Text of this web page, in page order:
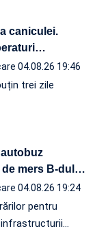
caniculei.
…
04.08.26 19:46
trei zile
autobuz
mers B-dul …
04.08.26 19:24
pentru
infrastructurii…